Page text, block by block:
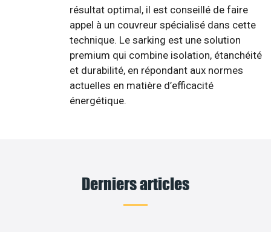
résultat optimal, il est conseillé de faire
appel à un couvreur spécialisé dans cette
technique. Le sarking est une solution
premium qui combine isolation, étanchéité
et durabilité, en répondant aux normes
actuelles en matière d’efficacité
énergétique.
Derniers articles